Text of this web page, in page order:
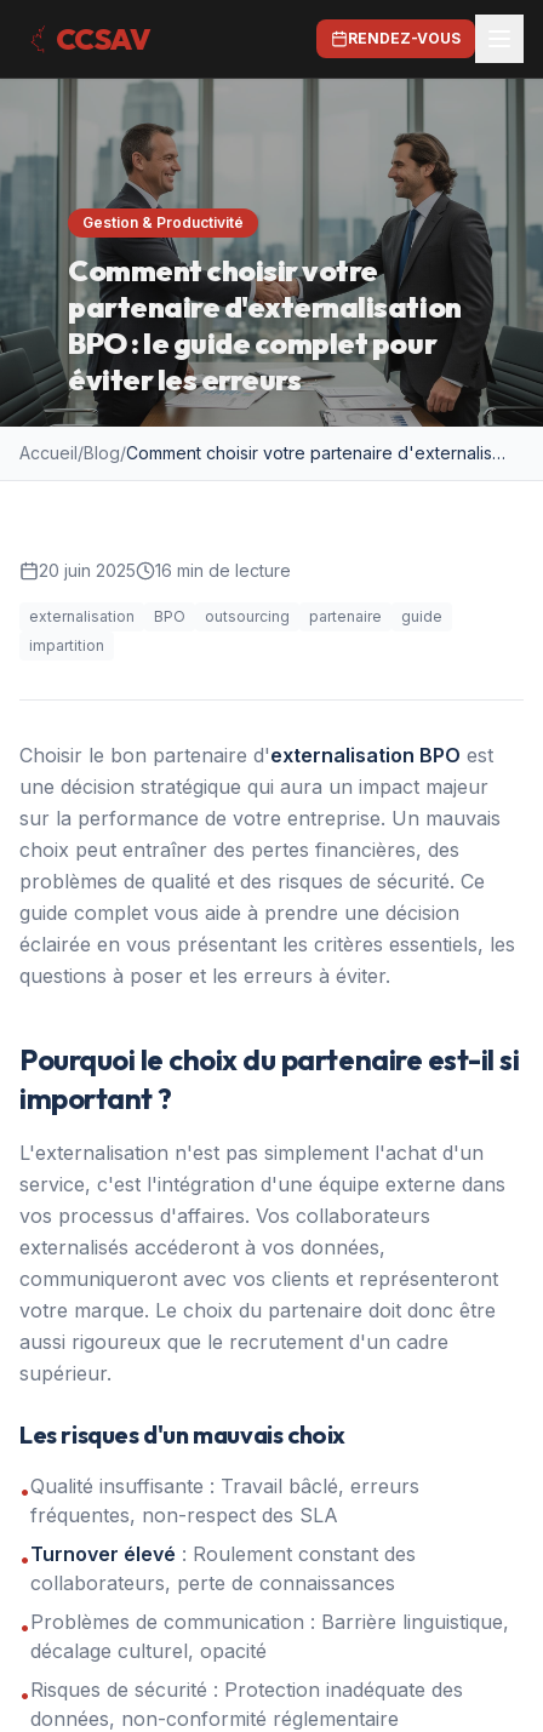
CCSAV RENDEZ-VOUS
Gestion & Productivité
Comment choisir votre
partenaire d'externalisation
BPO : le guide complet pour
éviter les erreurs
Accueil/Blog/ Comment choisir votre partenaire d'externalisation BPO : le guide complet pour éviter les erreurs
20 juin 2025 16 min de lecture
externalisation BPO outsourcing partenaire
guide
impartition
Choisir le bon partenaire d'externalisation BPO est
une décision stratégique qui aura un impact majeur
sur la performance de votre entreprise. Un mauvais
choix peut entraîner des pertes financières, des
problèmes de qualité et des risques de sécurité. Ce
guide complet vous aide à prendre une décision
éclairée en vous présentant les critères essentiels, les
questions à poser et les erreurs à éviter.
Pourquoi le choix du partenaire est-il si
important ?
L'externalisation n'est pas simplement l'achat d'un
service, c'est l'intégration d'une équipe externe dans
vos processus d'affaires. Vos collaborateurs
externalisés accéderont à vos données,
communiqueront avec vos clients et représenteront
votre marque. Le choix du partenaire doit donc être
aussi rigoureux que le recrutement d'un cadre
supérieur.
Les risques d'un mauvais choix
•Qualité insuffisante : Travail bâclé, erreurs
fréquentes, non-respect des SLA
•Turnover élevé : Roulement constant des
collaborateurs, perte de connaissances
•Problèmes de communication : Barrière linguistique,
décalage culturel, opacité
•Risques de sécurité : Protection inadéquate des
données, non-conformité réglementaire